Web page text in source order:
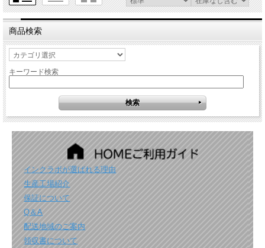
商品検索
キーワード検索
インクラボが選ばれる理由
生産工場紹介
保証について
Q＆A
配送地域のご案内
領収書について